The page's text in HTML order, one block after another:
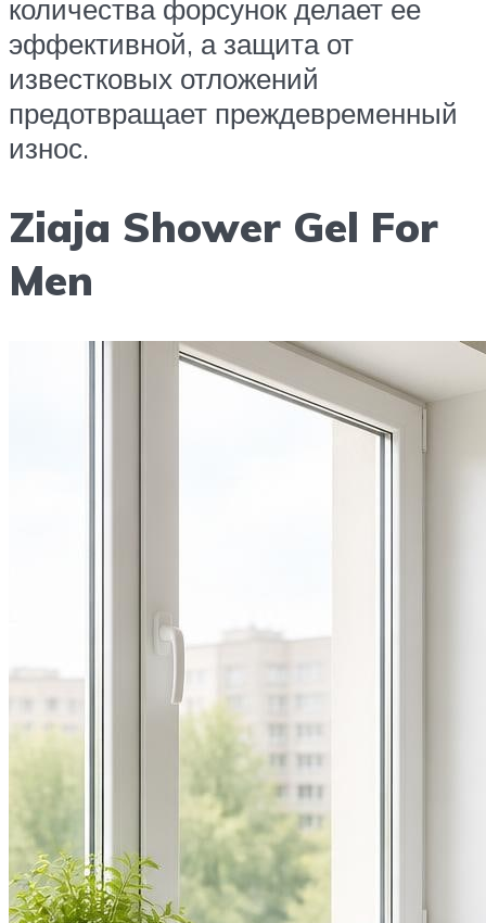
количества форсунок делает ее
эффективной, а защита от
известковых отложений
предотвращает преждевременный
износ.
Ziaja Shower Gel For
Men